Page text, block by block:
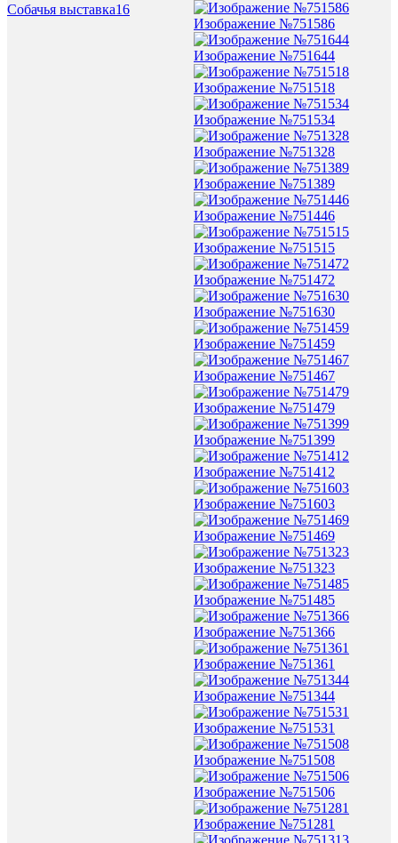
Собачья выставка16
Изображение №751586
Изображение №751644
Изображение №751518
Изображение №751534
Изображение №751328
Изображение №751389
Изображение №751446
Изображение №751515
Изображение №751472
Изображение №751630
Изображение №751459
Изображение №751467
Изображение №751479
Изображение №751399
Изображение №751412
Изображение №751603
Изображение №751469
Изображение №751323
Изображение №751485
Изображение №751366
Изображение №751361
Изображение №751344
Изображение №751531
Изображение №751508
Изображение №751506
Изображение №751281